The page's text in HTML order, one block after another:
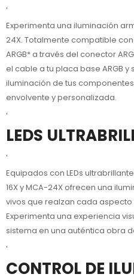
'
Experimenta una iluminación
24X. Totalmente compatible
ARGB* a través del conector
el cable a tu placa base ARGB
iluminación de tus
envolvente y personalizada.
'
LEDS
'
Equipados con LEDs
16X y MCA-24X ofrecen una
vivos que realzan cada
Experimenta una experiencia
sistema en una auténtica obra
'
CONTROL DE